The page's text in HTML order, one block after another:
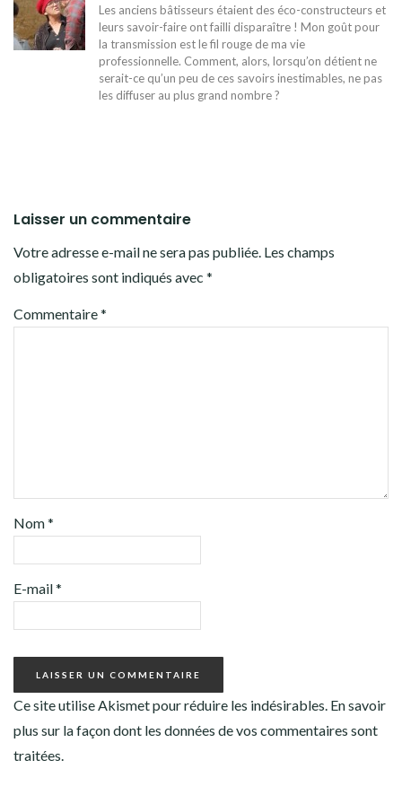
Les anciens bâtisseurs étaient des éco-constructeurs et
leurs savoir-faire ont failli disparaître ! Mon goût pour
la transmission est le fil rouge de ma vie
professionnelle. Comment, alors, lorsqu’on détient ne
serait-ce qu’un peu de ces savoirs inestimables, ne pas
les diffuser au plus grand nombre ?
Laisser un commentaire
Votre adresse e-mail ne sera pas publiée. Les champs
obligatoires sont indiqués avec *
Commentaire*
Nom*
E-mail*
Ce site utilise Akismet pour réduire les indésirables. En savoir
plus sur la façon dont les données de vos commentaires sont
traitées